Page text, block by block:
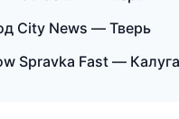
City News — Тверь
Spravka Fast — Калуга